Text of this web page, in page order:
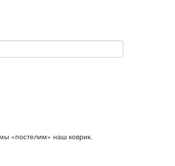
«постелим» наш коврик.